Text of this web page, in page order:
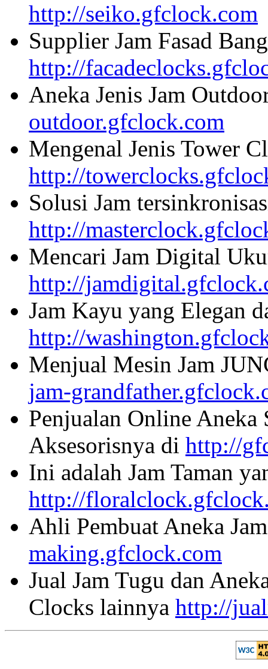
http://seiko.gfclock.com
Supplier Jam Fasad
http://
Aneka Jenis Jam
outdoor.gfclock.com
Mengenal Jenis Tower
http://
Solusi Jam
http://
Mencari Jam Digital
http://
Jam Kayu yang Elegan
http://
Menjual Mesin Jam
jam-
Penjualan Online Aneka
Aksesorisnya di http://
Ini adalah Jam Taman
http://
Ahli Pembuat Aneka
making.gfclock.com
Jual Jam Tugu dan
Clocks lainnya http://